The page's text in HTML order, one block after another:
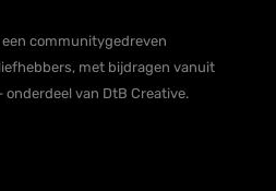
communitygedreven
met bijdragen vanuit
van DtB Creative.